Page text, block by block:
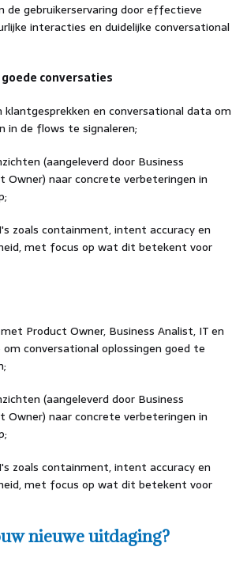
de gebruikerservaring door effectieve
interacties en duidelijke conversational
conversaties
klantgesprekken en conversational data om
in de flows te signaleren;
(aangeleverd door Business
Owner) naar concrete verbeteringen in
zoals containment, intent accuracy en
met focus op wat dit betekent voor
Product Owner, Business Analist, IT en
conversational oplossingen goed te
(aangeleverd door Business
Owner) naar concrete verbeteringen in
zoals containment, intent accuracy en
met focus op wat dit betekent voor
nieuwe uitdaging?